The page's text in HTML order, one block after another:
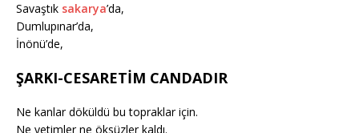
Savaştık sakarya’da,
Dumlupınar’da,
İnönü’de,
ŞARKI-CESARETİM CANDADIR
Ne kanlar döküldü bu topraklar için.
Ne yetimler ne öksüzler kaldı.